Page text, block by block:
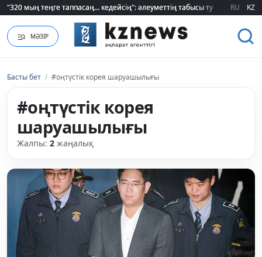
"320 мың теңге таппасаң... кедейсің": әлеуметтің табысы туралы түсінігі
"320 мың теңге таппасаң... кедейсің": әлеуметтің табысы туралы түсінігі
RU KZ
МӘЗІР
Басты бет / #оңтүстік корея шаруашылығы
#оңтүстік корея
шаруашылығы
Жалпы: 2 жаңалық